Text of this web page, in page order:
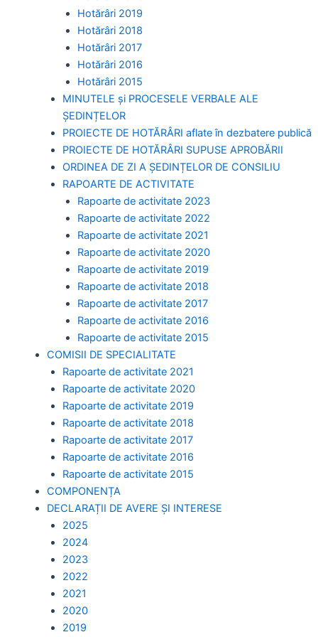
Hotărâri 2019
Hotărâri 2018
Hotărâri 2017
Hotărâri 2016
Hotărâri 2015
MINUTELE și PROCESELE VERBALE ALE
ȘEDINȚELOR
PROIECTE DE HOTĂRÂRI aflate în dezbatere publică
PROIECTE DE HOTĂRÂRI SUPUSE APROBĂRII
ORDINEA DE ZI A ȘEDINȚELOR DE CONSILIU
RAPOARTE DE ACTIVITATE
Rapoarte de activitate 2023
Rapoarte de activitate 2022
Rapoarte de activitate 2021
Rapoarte de activitate 2020
Rapoarte de activitate 2019
Rapoarte de activitate 2018
Rapoarte de activitate 2017
Rapoarte de activitate 2016
Rapoarte de activitate 2015
COMISII DE SPECIALITATE
Rapoarte de activitate 2021
Rapoarte de activitate 2020
Rapoarte de activitate 2019
Rapoarte de activitate 2018
Rapoarte de activitate 2017
Rapoarte de activitate 2016
Rapoarte de activitate 2015
COMPONENȚA
DECLARAȚII DE AVERE ȘI INTERESE
2025
2024
2023
2022
2021
2020
2019